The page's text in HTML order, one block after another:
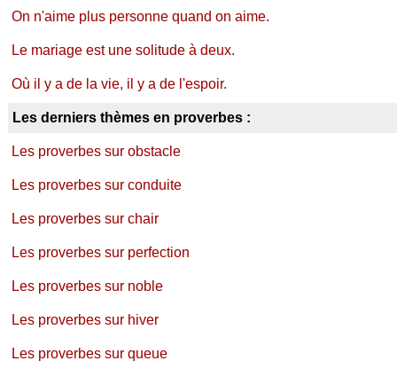
On n'aime plus personne quand on aime.
Le mariage est une solitude à deux.
Où il y a de la vie, il y a de l'espoir.
Les derniers thèmes en proverbes :
Les proverbes sur obstacle
Les proverbes sur conduite
Les proverbes sur chair
Les proverbes sur perfection
Les proverbes sur noble
Les proverbes sur hiver
Les proverbes sur queue